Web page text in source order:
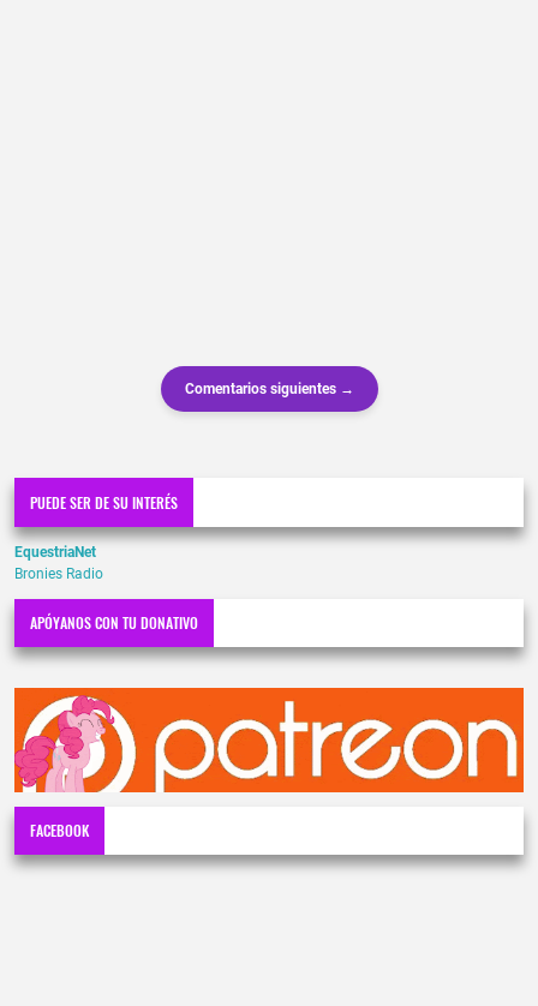
Comentarios siguientes →
PUEDE SER DE SU INTERÉS
EquestriaNet
Bronies Radio
APÓYANOS CON TU DONATIVO
FACEBOOK